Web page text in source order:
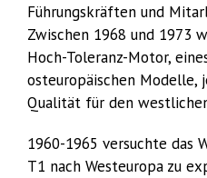
Führungskräften und
Zwischen 1968 und 1973
Hoch-Toleranz-Motor,
osteuropäischen Modelle,
Qualität für den
1960-1965 versuchte das
T1 nach Westeuropa zu